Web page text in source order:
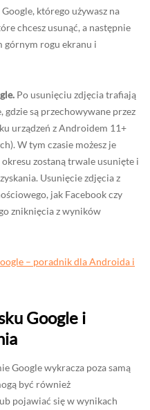
którego używasz na
chcesz usunąć, a następnie
górnym rogu ekranu i
Po usunięciu zdjęcia trafiają
gdzie są przechowywane przez
urządzeń z Androidem 11+
W tym czasie możesz je
zostaną trwale usunięte i
Usunięcie zdjęcia z
jak Facebook czy
zniknięcia z wyników
– poradnik dla Androida i
Google i
Google wykracza poza samą
być również
pojawiać się w wynikach